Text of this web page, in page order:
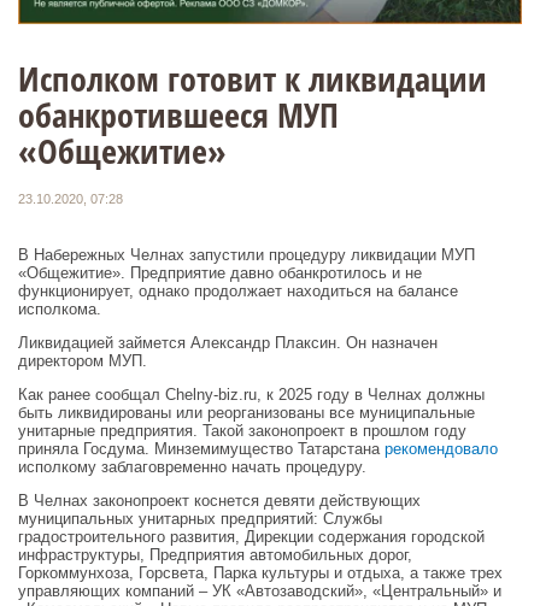
Исполком готовит к ликвидации
обанкротившееся МУП
«Общежитие»
23.10.2020, 07:28
В Набережных Челнах запустили процедуру ликвидации МУП
«Общежитие». Предприятие давно обанкротилось и не
функционирует, однако продолжает находиться на балансе
исполкома.
Ликвидацией займется Александр Плаксин. Он назначен
директором МУП.
Как ранее сообщал Chelny-biz.ru, к 2025 году в Челнах должны
быть ликвидированы или реорганизованы все муниципальные
унитарные предприятия. Такой законопроект в прошлом году
приняла Госдума. Минземимущество Татарстана рекомендовало
исполкому заблаговременно начать процедуру.
В Челнах законопроект коснется девяти действующих
муниципальных унитарных предприятий: Службы
градостроительного развития, Дирекции содержания городской
инфраструктуры, Предприятия автомобильных дорог,
Горкоммунхоза, Горсвета, Парка культуры и отдыха, а также трех
управляющих компаний – УК «Автозаводский», «Центральный» и